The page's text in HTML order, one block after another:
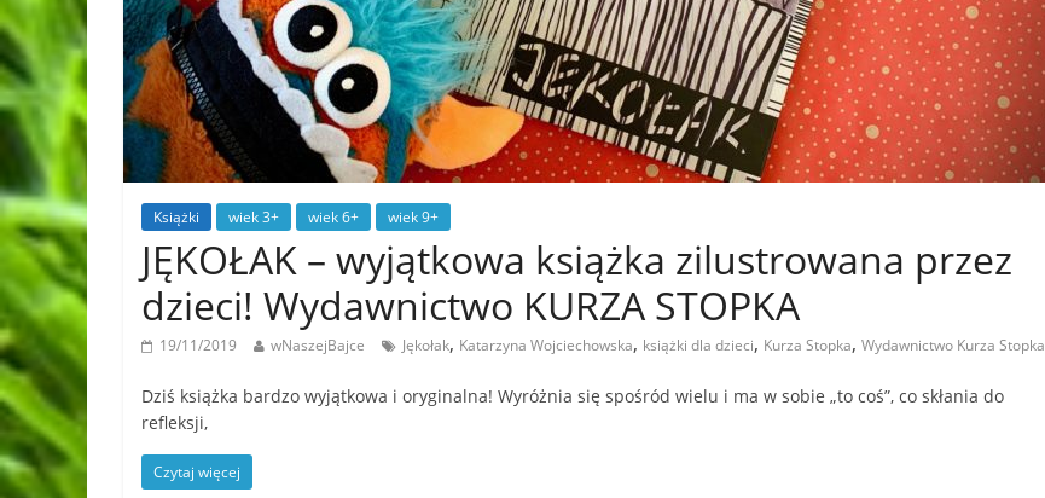
Książki wiek 3+ wiek 6+ wiek 9+
JĘKOŁAK – wyjątkowa książka zilustrowana przez
dzieci! Wydawnictwo KURZA STOPKA
19/11/2019 wNaszejBajce Jękołak, Katarzyna Wojciechowska, książki dla dzieci, Kurza Stopka, Wydawnictwo Kurza Stopka
Dziś książka bardzo wyjątkowa i oryginalna! Wyróżnia się spośród wielu i ma w sobie „to coś”, co skłania do
refleksji,
Czytaj więcej